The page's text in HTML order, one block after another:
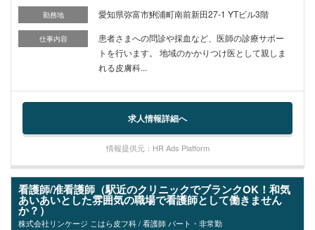
勤務地 愛知県弥富市鯏浦町南前新田27-1 YTビル3階
仕事内容
患者さまへの問診や採血など、医師の診療サポー
トを行います。 地域のかかりつけ医として親しま
れる皮膚科...
求人情報詳細へ
情報提供元：HR Ads Platform
看護師/准看護師（駅近のクリニックでブランクOK！和気
あいあいとした雰囲気の職場で看護師として働きません
か？）
株式会社リンケージ こはら皮フ科 / 看護師 パート・非常勤